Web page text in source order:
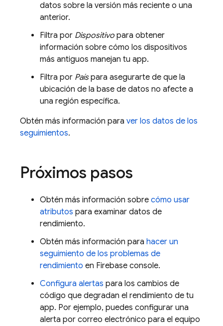
datos sobre la versión más reciente o una
anterior.
Filtra por Dispositivo para obtener
información sobre cómo los dispositivos
más antiguos manejan tu app.
Filtra por Paíspara asegurarte de que la
ubicación de la base de datos no afecte a
una región específica.
Obtén más información para ver los datos de los
seguimientos.
Próximos pasos
Obtén más información sobre cómo usar
atributos para examinar datos de
rendimiento.
Obtén más información para hacer un
seguimiento de los problemas de
rendimiento en Firebase console.
Configura alertas para los cambios de
código que degradan el rendimiento de tu
app. Por ejemplo, puedes configurar una
alerta por correo electrónico para el equipo